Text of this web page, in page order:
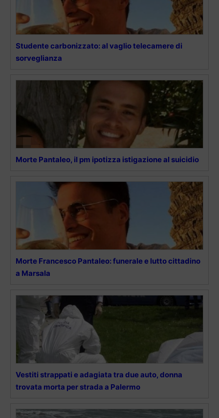
Studente carbonizzato: al vaglio telecamere di
sorveglianza
Morte Pantaleo, il pm ipotizza istigazione al suicidio
Morte Francesco Pantaleo: funerale e lutto cittadino
a Marsala
Vestiti strappati e adagiata tra due auto, donna
trovata morta per strada a Palermo